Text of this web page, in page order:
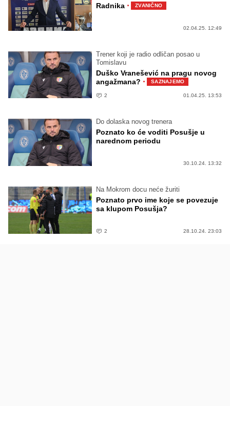
Radnika · ZVANIČNO
02.04.25. 12:49
Trener koji je radio odličan posao u
Tomislavu
Duško Vranešević na pragu novog
angažmana? · SAZNAJEMO
2 01.04.25. 13:53
Do dolaska novog trenera
Poznato ko će voditi Posušje u
narednom periodu
30.10.24. 13:32
Na Mokrom docu neće žuriti
Poznato prvo ime koje se povezuje
sa klupom Posušja?
2 28.10.24. 23:03